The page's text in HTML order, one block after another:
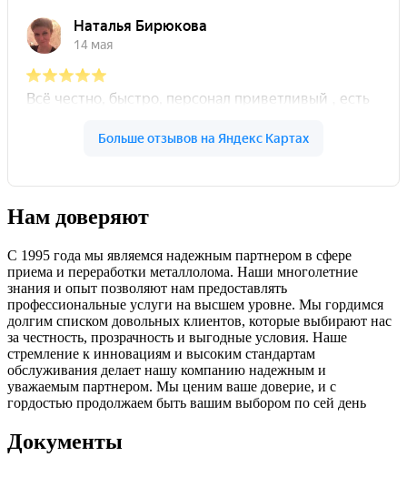
Нам доверяют
С 1995 года мы являемся надежным партнером в сфере
приема и переработки металлолома. Наши многолетние
знания и опыт позволяют нам предоставлять
профессиональные услуги на высшем уровне. Мы гордимся
долгим списком довольных клиентов, которые выбирают нас
за честность, прозрачность и выгодные условия. Наше
стремление к инновациям и высоким стандартам
обслуживания делает нашу компанию надежным и
уважаемым партнером. Мы ценим ваше доверие, и с
гордостью продолжаем быть вашим выбором по сей день
Документы